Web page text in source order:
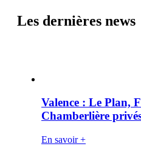
Les dernières news
Valence : Le Plan,
Chamberlière
En savoir +